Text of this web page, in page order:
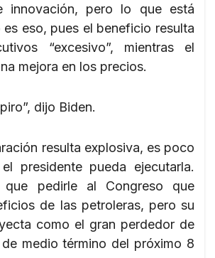
innovación, pero lo que está
eso, pues el beneficio resulta
“excesivo”, mientras el
mejora en los precios.
dijo Biden.
resulta explosiva, es poco
presidente pueda ejecutarla.
que pedirle al Congreso que
de las petroleras, pero su
como el gran perdedor de
medio término del próximo 8